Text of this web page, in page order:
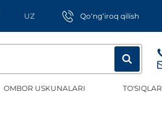
UZ Qo‘ng‘iroq qilish
OMBOR USKUNALARI TO'SIQLAR